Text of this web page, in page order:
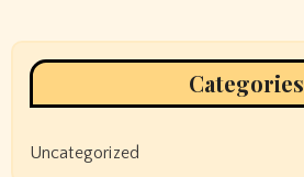
Categories
Uncategorized